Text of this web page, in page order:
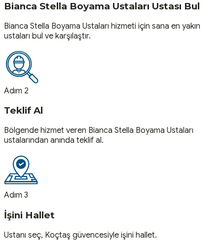
Bianca Stella Boyama Ustaları Ustası Bul
Bianca Stella Boyama Ustaları hizmeti için sana en yakın
ustaları bul ve karşılaştır.
Adım 2
Teklif Al
Bölgende hizmet veren Bianca Stella Boyama Ustaları
ustalarından anında teklif al.
Adım 3
İşini Hallet
Ustanı seç, Koçtaş güvencesiyle işini hallet.